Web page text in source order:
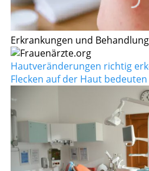
Erkrankungen und
Hautveränderungen richtig
Flecken auf der Haut